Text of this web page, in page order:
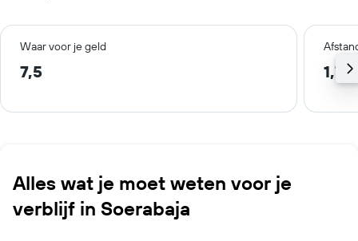
Waar voor je geld
7,5 1,7
Alles wat je moet weten voor je
verblijf in Soerabaja